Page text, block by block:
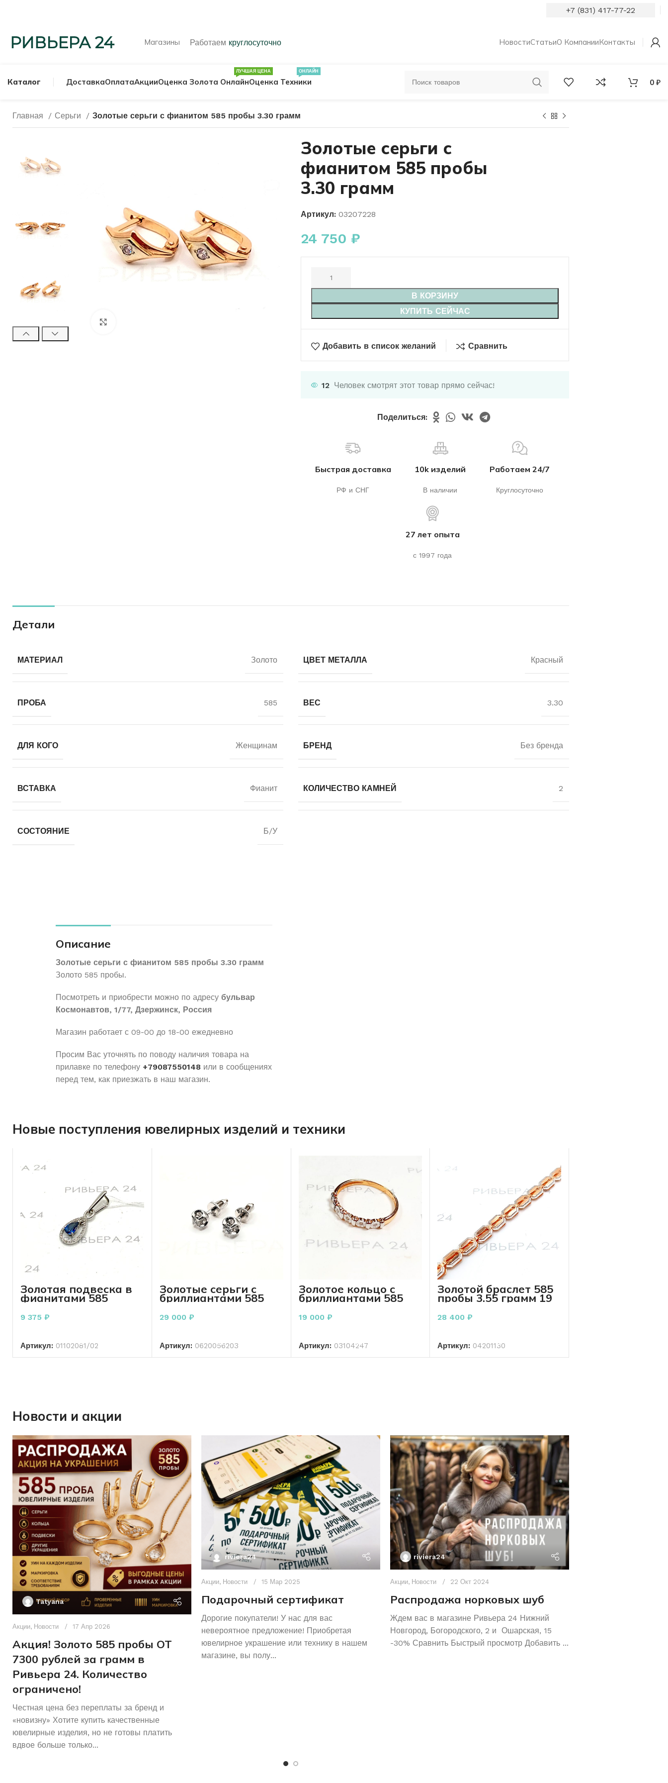
+7 (831) 417-77-22
Магазины Работаем круглосуточно НовостиСтатьиО КомпанииКонтакты
Каталог
МУЖСКИЕ КОЛЬЦА ПЕЧАТКИ КОЛЬЦА 583 ПРОБЫ
ОБРУЧАЛЬНЫЕ
КОЛЬЦА С
ДоставкаОплатаАкцииОценка Золота Онлайн
ЛУЧШАЯ ЦЕНА
Оценка Техники
ОНЛАЙН
0 ₽
Главная Серьги Золотые серьги с фианитом 585 пробы 3.30 грамм
Золотые серьги с
фианитом 585 пробы
3.30 грамм
Артикул: 03207228
24 750 ₽
В КОРЗИНУ
КУПИТЬ СЕЙЧАС
Добавить в список желаний Сравнить
12 Человек смотрят этот товар прямо сейчас!
Поделиться:
Быстрая доставка
РФ и СНГ
10k изделий
В наличии
Работаем 24/7
Круглосуточно
27 лет опыта
с 1997 года
Детали
МАТЕРИАЛ Золото ЦВЕТ МЕТАЛЛА Красный
ПРОБА 585 ВЕС 3.30
ДЛЯ КОГО Женщинам БРЕНД Без бренда
ВСТАВКА Фианит КОЛИЧЕСТВО КАМНЕЙ 2
СОСТОЯНИЕ Б/У
Описание
Золотые серьги с фианитом 585 пробы 3.30 грамм
Золото 585 пробы.
Посмотреть и приобрести можно по адресу бульвар
Космонавтов, 1/77, Дзержинск, Россия
Магазин работает с 09-00 до 18-00 ежедневно
Просим Вас уточнять по поводу наличия товара на
прилавке по телефону +79087550148 или в сообщениях
перед тем, как приезжать в наш магазин.
Новые поступления ювелирных изделий и техники
Золотая подвеска в
фианитами 585
пробы 1.25 грамма
9 375 ₽
Артикул: 01102081/02
Золотые серьги с
бриллиантами 585
пробы 1.41 грамма
29 000 ₽
Артикул: 0620056203
Золотое кольцо с
бриллиантами 585
пробы 1.35 грамм
19 000 ₽
Артикул: 03104247
Золотой браслет 585
пробы 3.55 грамм 19
р-р
28 400₽
Артикул: 04201130
Новости и акции
Tatyana
Акции, Новости 17 Апр 2026
Акция! Золото 585 пробы ОТ
7300 рублей за грамм в
Ривьера 24. Количество
ограничено!
Честная цена без переплаты за бренд и
«новизну» Хотите купить качественные
ювелирные изделия, но не готовы платить
вдвое больше только...
riviera24
Акции, Новости 15 Мар 2025
Подарочный сертификат
Дорогие покупатели! У нас для вас
невероятное предложение! Приобретая
ювелирное украшение или технику в нашем
магазине, вы полу...
riviera24
Акции, Новости 22 Окт 2024
Распродажа норковых шуб
Ждем вас в магазине Ривьера 24 Нижний
Новгород, Богородского, 2 и Ошарская, 15
-30% Сравнить Быстрый просмотр Добавить ...